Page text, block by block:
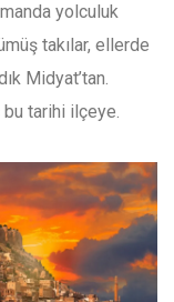
yolculuk
takılar, ellerde
Midyat’tan.
bu tarihi ilçeye.